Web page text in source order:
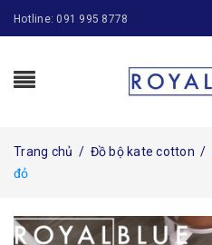
Hotline: 091 995 8778
Trang chủ / Đồ bộ kate cotton /
đỏ